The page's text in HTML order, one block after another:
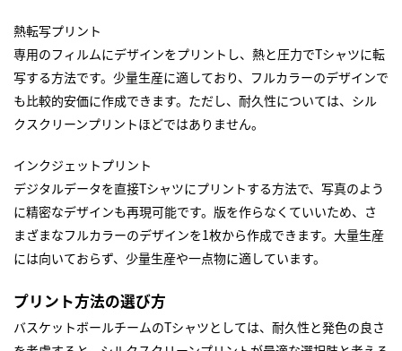
熱転写プリント
専用のフィルムにデザインをプリントし、熱と圧力でTシャツに転
写する方法です。少量生産に適しており、フルカラーのデザインで
も比較的安価に作成できます。ただし、耐久性については、シル
クスクリーンプリントほどではありません。
インクジェットプリント
デジタルデータを直接Tシャツにプリントする方法で、写真のよう
に精密なデザインも再現可能です。版を作らなくていいため、さ
まざまなフルカラーのデザインを1枚から作成できます。大量生産
には向いておらず、少量生産や一点物に適しています。
プリント方法の選び方
バスケットボールチームのTシャツとしては、耐久性と発色の良さ